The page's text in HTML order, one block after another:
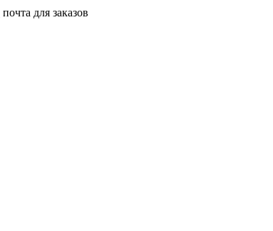
почта для заказов